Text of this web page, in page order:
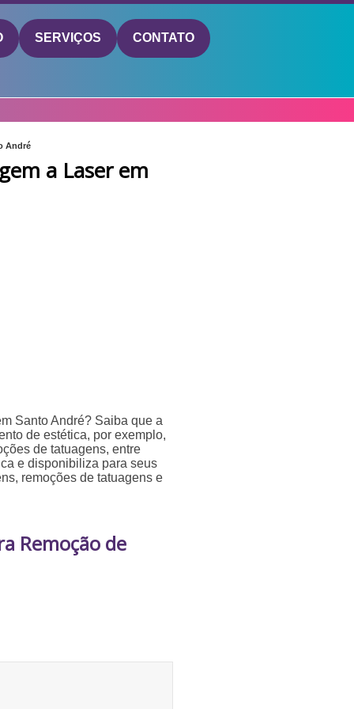
SERVIÇOS CONTATO
André
a Laser em
Santo André? Saiba que a
de estética, por exemplo,
de tatuagens, entre
e disponibiliza para seus
remoções de tatuagens e
Remoção de